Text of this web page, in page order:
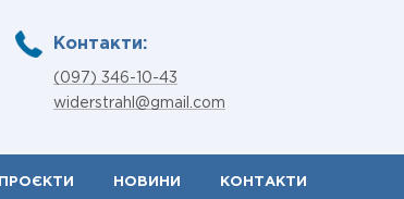
Контакти:
(097) 346-10-43
widerstrahl@gmail.com
ПРОЄКТИ НОВИНИ КОНТАКТИ